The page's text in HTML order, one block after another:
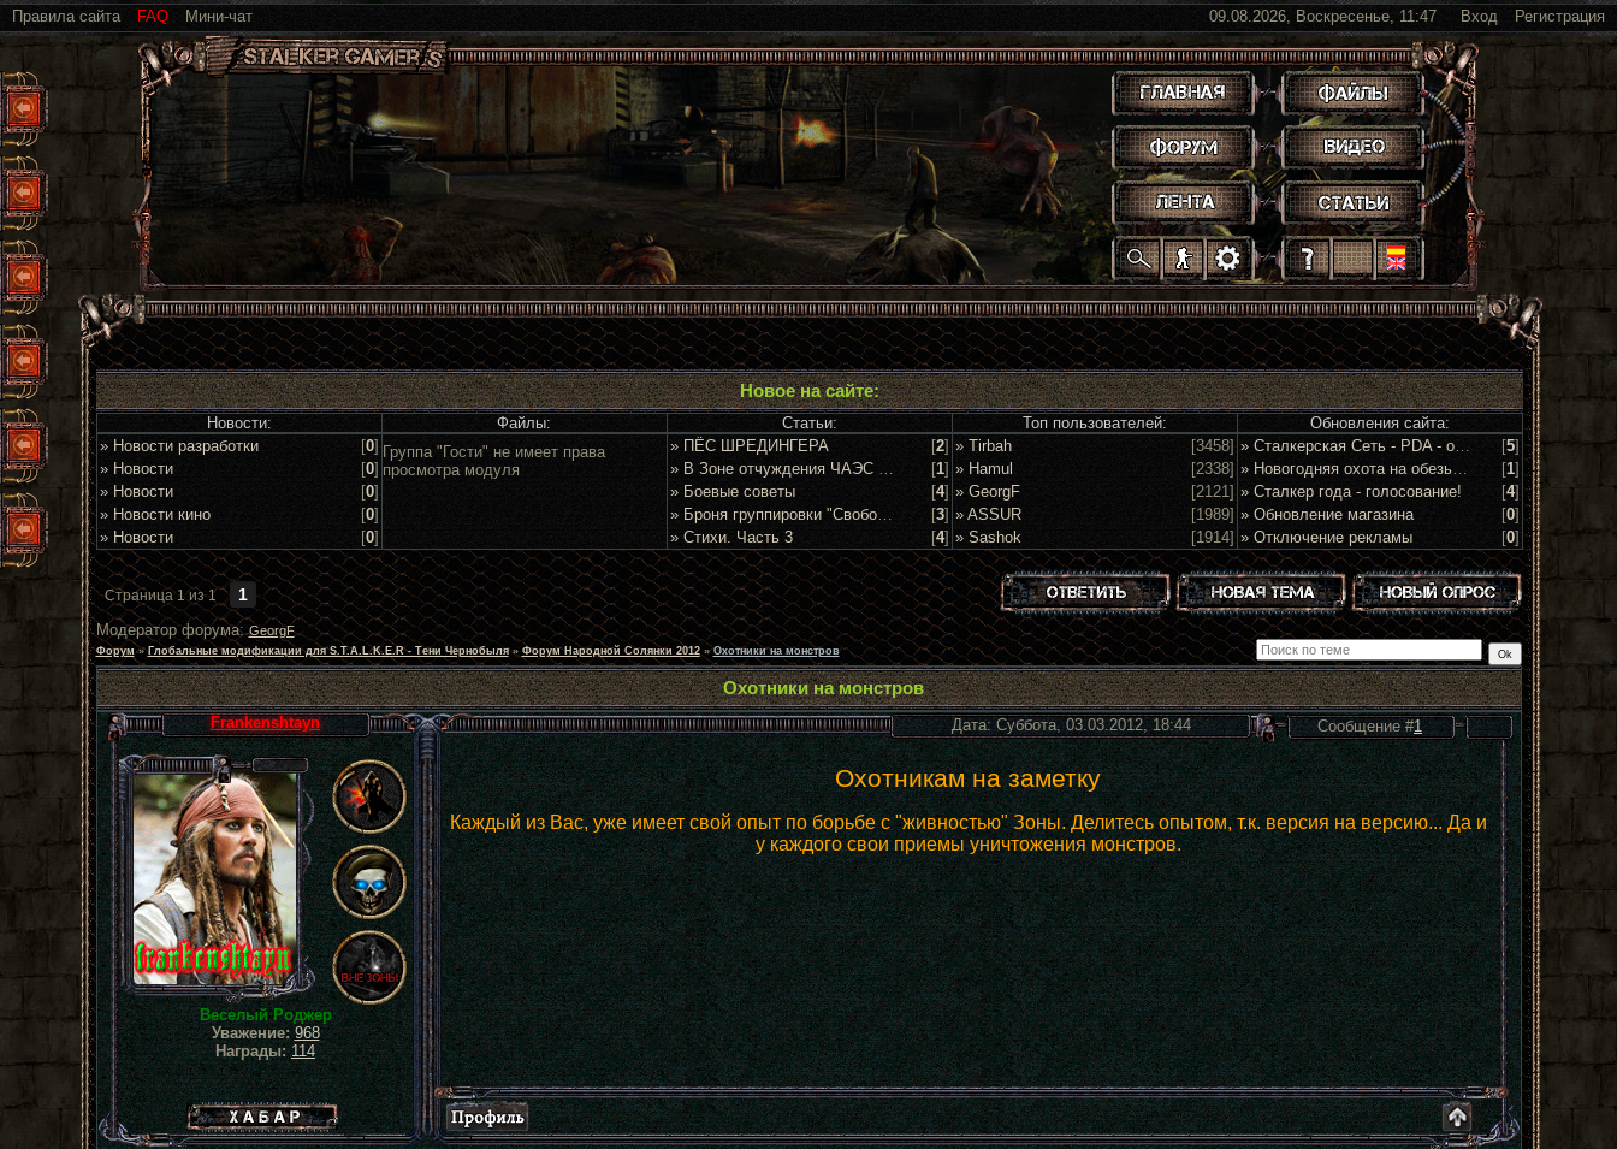
Правила сайта FAQ Мини-чат Вход Регистрация
09.08.2026, Воскресенье, 11:47
.
.
.
.
.
.
. . . . .
Новое на сайте:
Новости: Файлы: Статьи: Топ пользователей:
Обновления сайта:
» Новости разработки
[0]
» Новости
[0]
» Новости
[0]
» Новости кино
[0]
» Новости
[0]
Группа "Гости" не имеет права
просмотра модуля
» ПЁС ШРЕДИНГЕРА [2]
» В Зоне отчуждения ЧАЭС задержан очередной сталкер
[1]
» Боевые советы
[4]
» Броня группировки "Свобода"
[3]
» Стихи. Часть 3
[4]
» Tirbah
[3458]
» Hamul
[2338]
» GeorgF
[2121]
» ASSUR
[1989]
» Sashok
[1914]
» Сталкерская Сеть - PDA - обсуждение и предложения [5]
» Новогодняя охота на обезьян 2016!
[1]
» Сталкер года - голосование!
[4]
» Обновление магазина
[0]
» Отключение рекламы
[0]
Страница1из1 1
Модератор форума:GeorgF
Форум » Глобальные модификации для S.T.A.L.K.E.R - Тени Чернобыля » Форум Народной Солянки 2012 » Охотники на монстров
Охотники на монстров
Дата: Суббота, 03.03.2012, 18:44 Сообщение #1
Охотникам на заметку
Каждый из Вас, уже имеет свой опыт по борьбе с "живностью" Зоны. Делитесь опытом, т.к. версия на версию... Да и
у каждого свои приемы уничтожения монстров.
Frankenshtayn
Веселый Роджер
Уважение:968
Награды: 114
Хабар сталкера